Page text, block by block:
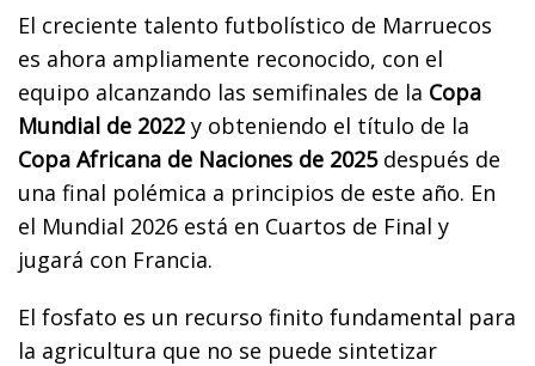
El creciente talento futbolístico de Marruecos
es ahora ampliamente reconocido, con el
equipo alcanzando las semifinales de la Copa
Mundial de 2022 y obteniendo el título de la
Copa Africana de Naciones de 2025después de
una final polémica a principios de este año. En
el Mundial 2026 está en Cuartos de Final y
jugará con Francia.
El fosfato es un recurso finito fundamental para
la agricultura que no se puede sintetizar